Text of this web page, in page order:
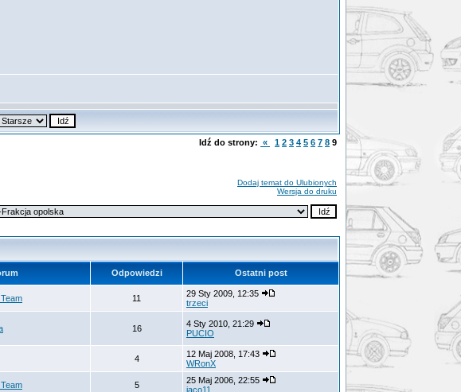
Idź do strony: « 1 2 3 4 5 6 7 8 9
Dodaj temat do Ulubionych
Wersja do druku
Odpowiedzi Ostatni post
11
29 Sty 2009, 12:35
trzeci
16
4 Sty 2010, 21:29
PUCIO
4
12 Maj 2008, 17:43
WRonX
5
25 Maj 2006, 22:55
jaco11